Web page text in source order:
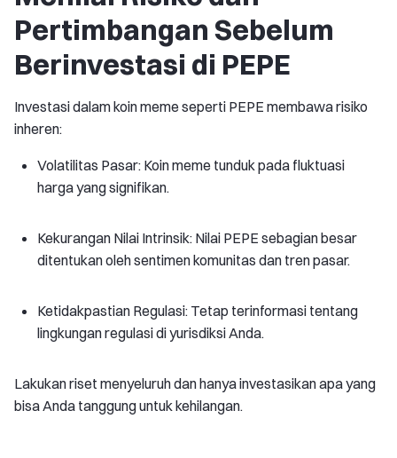
Pertimbangan Sebelum
Berinvestasi di PEPE
Investasi dalam koin meme seperti PEPE membawa risiko
inheren:
Volatilitas Pasar: Koin meme tunduk pada fluktuasi
harga yang signifikan.
Kekurangan Nilai Intrinsik: Nilai PEPE sebagian besar
ditentukan oleh sentimen komunitas dan tren pasar.
Ketidakpastian Regulasi: Tetap terinformasi tentang
lingkungan regulasi di yurisdiksi Anda.
Lakukan riset menyeluruh dan hanya investasikan apa yang
bisa Anda tanggung untuk kehilangan.